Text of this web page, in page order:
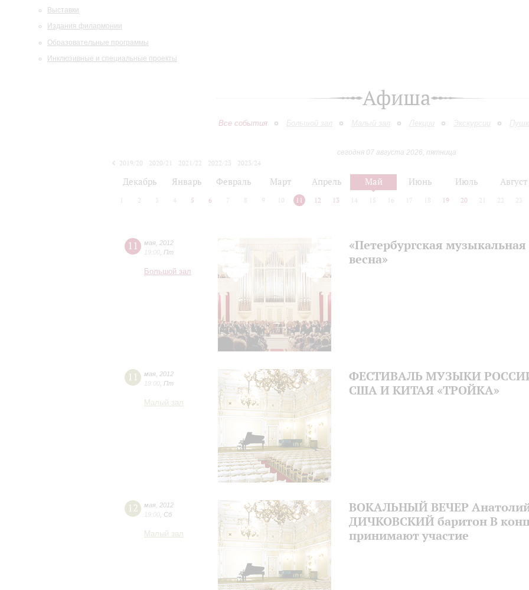
Выставки
Издания филармонии
Образовательные программы
Инклюзивные и специальные проекты
Афиша
Все события Большой зал Малый зал Лекции Экскурсии
сегодня 07 августа 2026, пятница
2019/20
2020/21 2021/22 2022/23
2023/24
Декабрь Январь Февраль Март Апрель Май Июнь Июль Август
2 3 4 5 6 7 8 9 10 11 12 13 14 15 16 17 18 19 20 21 22 23
11 мая 2012
19:00 Пт
Большой зал
«Петербургская музыкальная
весна»
11 мая 2012
19:00 Пт
Малый зал
ФЕСТИВАЛЬ МУЗЫКИ
США И КИТАЯ «ТРОЙКА»
12 мая 2012
19:00 Сб
Малый зал
ВОКАЛЬНЫЙ ВЕЧЕР
ДИЧКОВСКИЙ баритон В
принимают участие